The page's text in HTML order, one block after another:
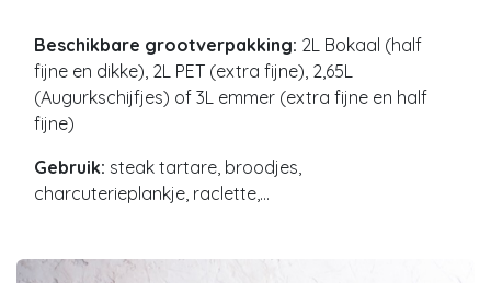
Beschikbare grootverpakking: 2L Bokaal (half
fijne en dikke), 2L PET (extra fijne), 2,65L
(Augurkschijfjes) of 3L emmer (extra fijne en half
fijne)
Gebruik: steak tartare, broodjes,
charcuterieplankje, raclette,...